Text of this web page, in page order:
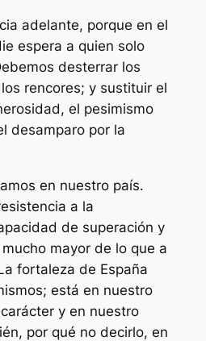
adelante, porque en el
espera a quien solo
desterrar los
rencores; y sustituir el
el pesimismo
desamparo por la
en nuestro país.
a la
de superación y
mayor de lo que a
fortaleza de España
está en nuestro
y en nuestro
por qué no decirlo, en